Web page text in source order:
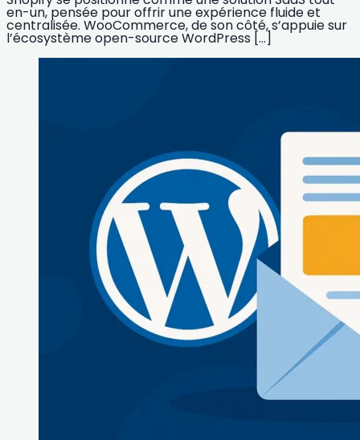
en-un, pensée pour offrir une expérience fluide et
centralisée. WooCommerce, de son côté, s’appuie sur
l’écosystème open-source WordPress […]